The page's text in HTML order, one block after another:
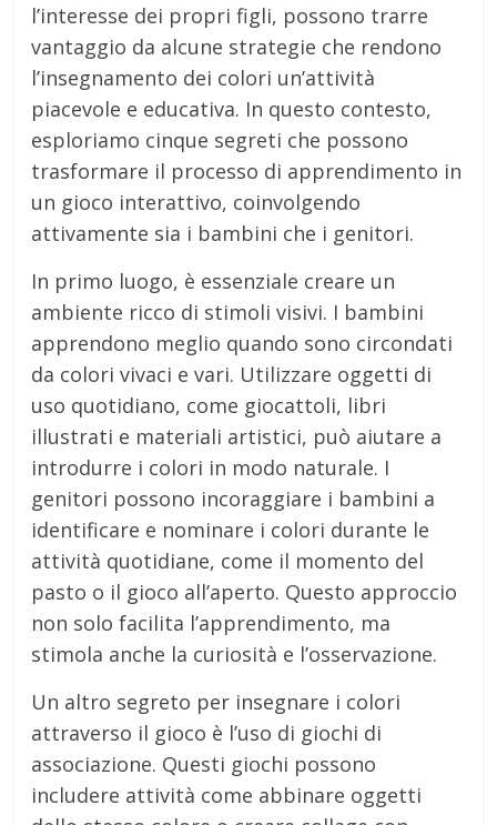
l’interesse dei propri figli, possono trarre
vantaggio da alcune strategie che rendono
l’insegnamento dei colori un’attività
piacevole e educativa. In questo contesto,
esploriamo cinque segreti che possono
trasformare il processo di apprendimento in
un gioco interattivo, coinvolgendo
attivamente sia i bambini che i genitori.
In primo luogo, è essenziale creare un
ambiente ricco di stimoli visivi. I bambini
apprendono meglio quando sono circondati
da colori vivaci e vari. Utilizzare oggetti di
uso quotidiano, come giocattoli, libri
illustrati e materiali artistici, può aiutare a
introdurre i colori in modo naturale. I
genitori possono incoraggiare i bambini a
identificare e nominare i colori durante le
attività quotidiane, come il momento del
pasto o il gioco all’aperto. Questo approccio
non solo facilita l’apprendimento, ma
stimola anche la curiosità e l’osservazione.
Un altro segreto per insegnare i colori
attraverso il gioco è l’uso di giochi di
associazione. Questi giochi possono
includere attività come abbinare oggetti